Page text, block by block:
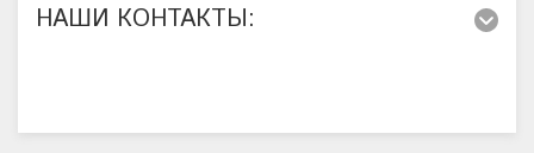
НАШИ КОНТАКТЫ: